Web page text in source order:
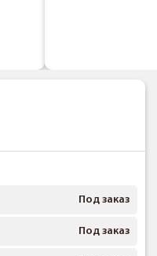
Под заказ
Под заказ